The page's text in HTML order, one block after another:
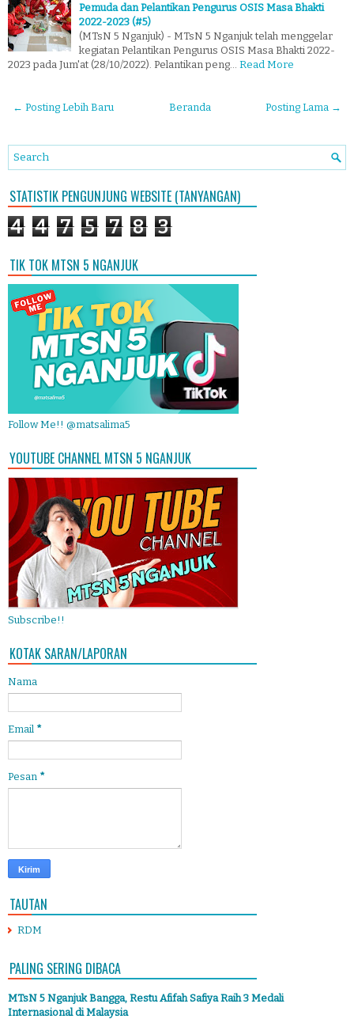
Pemuda dan Pelantikan Pengurus OSIS Masa Bhakti
2022-2023 (#5)
(MTsN 5 Nganjuk) - MTsN 5 Nganjuk telah menggelar
kegiatan Pelantikan Pengurus OSIS Masa Bhakti 2022-
2023 pada Jum'at (28/10/2022). Pelantikan peng…
Read More
← Posting Lebih Baru Posting Lama →
Beranda
STATISTIK PENGUNJUNG WEBSITE (TANYANGAN)
4 4 7 5 7 8 3
TIK TOK MTSN 5 NGANJUK
Follow Me!! @matsalima5
YOUTUBE CHANNEL MTSN 5 NGANJUK
Subscribe!!
KOTAK SARAN/LAPORAN
Nama
Email *
Pesan *
TAUTAN
RDM
PALING SERING DIBACA
MTsN 5 Nganjuk Bangga, Restu Afifah Safiya Raih 3 Medali
Internasional di Malaysia